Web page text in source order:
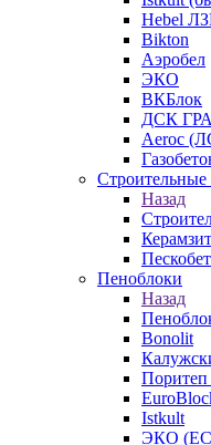
Hebel
Bikton
Аэробел
ЭКО
ВКБлок
ДСК
Aeroc
Строительные
Назад
Пеноблоки
Назад
Bonolit
Поритеп
Istkult
ЭКО